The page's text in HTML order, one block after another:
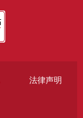
法律声明